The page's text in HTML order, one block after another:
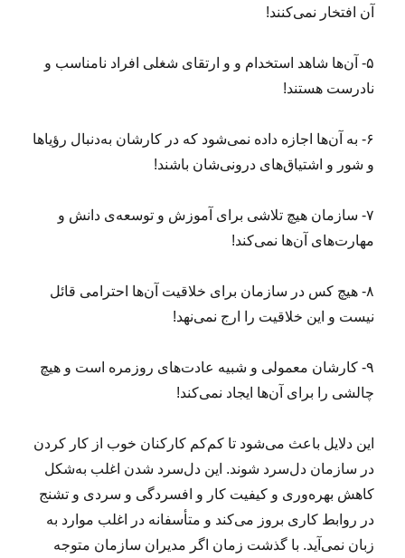
آن افتخار نمی‌کنند!
۵- آن‌ها شاهد استخدام و و ارتقای شغلی افراد نامناسب و
نادرست هستند!
۶- به آن‌ها اجازه داده نمی‌شود که در کارشان به‌دنبال رؤیاها
و شور و اشتیاق‌های درونی‌شان باشند!
۷- سازمان هیچ تلاشی برای آموزش و توسعه‌ی دانش و
مهارت‌های آن‌ها نمی‌کند!
۸- هیچ کس در سازمان برای خلاقیت آن‌ها احترامی قائل
نیست و این خلاقیت را ارج نمی‌نهد!
۹- کارشان معمولی و شبیه عادت‌های روزمره است و هیچ
چالشی را برای آن‌ها ایجاد نمی‌کند!
این دلایل باعث می‌شود تا کم‌کم کارکنان خوب از کار کردن
در سازمان دل‌سرد شوند. این دل‌سرد شدن اغلب به‌شکل
کاهش بهره‌وری و کیفیت کار و افسردگی و سردی و تشنج
در روابط کاری بروز می‌کند و متأسفانه در اغلب موارد به
زبان نمی‌آید. با گذشت زمان اگر مدیران سازمان متوجه